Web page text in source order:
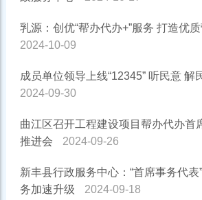
乳源：创优“帮办代办+”服务 打造优
2024-10-09
成员单位领导上线“12345” 听民意 解
2024-09-30
曲江区召开工程建设项目帮办代办首
推进会
2024-09-26
新丰县行政服务中心：“首席事务代表
务加速升级
2024-09-18